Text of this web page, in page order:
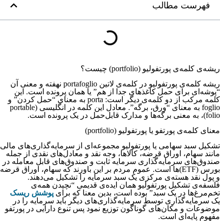
فهرست مطالب
ریشه‌ی کلمه‌ی پورتفولیو (portfolio) چیست؟
ریشه کلمه‌ی پورتفولیو در کلمه‌ی لاتین portafoglio نهفته و معنی آن
“پوشه‌ای برای حمل کاغذهای جدا از هم” یا همان پرونده است. این
کلمه مرکب از دو کلمه‌‌ی دیگر است: porta به معنای “حمل کردن” و
foglio به معنای “ورق، برگه”. معادل این کلمه در انگلیسی (portable
folio)، به معنی برگه‌ها و مدارک قابل‌حمل در یک پرونده است.
معنای کلمه‌ی پورتفو یا پورتفولیو (portfolio)
تشکیل سبد سهامی یا پورتفولیو مجموعه‌ای از سرمایه‌گذاری‌های مالی
مانند سهام، اوراق قرضه، کالاها، وجه نقد و معادل‌های نقدی از جمله
صندوق‌های سرمایه‌گذاری سرمایه ثابت و صندوق‌های قابل معامله در
بورس (ETF)ها است. عموم مردم بر این باورند که سهام، اوراق قرضه
و پول نقد هسته‌ی مرکزی یک سبد سرمایه را تشکیل می‌دهند.
فلسفه‌ی تشکیل پورتفولیو همان ایده‌ی قدیمی “نچیدن همه‌ی
تخم‌مرغ‌ها در یک سبد” بوده است، بدین معنا که برای پوشش ریسک
یک سرمایه‌گذاری توسط سرمایه‌گذاری‌های دیگر باید سرمایه را در
موضوعات و مکان‌های گوناگون توزیع نمود پس تنوع دارایی در پورتفو
مفهوم پایه‌ای است.